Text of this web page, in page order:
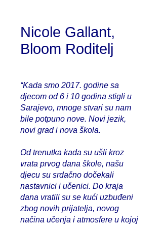
Nicole Gallant,
Bloom Roditelj
“Kada smo 2017. godine sa
djecom od 6 i 10 godina stigli u
Sarajevo, mnoge stvari su nam
bile potpuno nove. Novi jezik,
novi grad i nova škola.
Od trenutka kada su ušli kroz
vrata prvog dana škole, našu
djecu su srdačno dočekali
nastavnici i učenici. Do kraja
dana vratili su se kući uzbuđeni
zbog novih prijatelja, novog
načina učenja i atmosfere u kojoj